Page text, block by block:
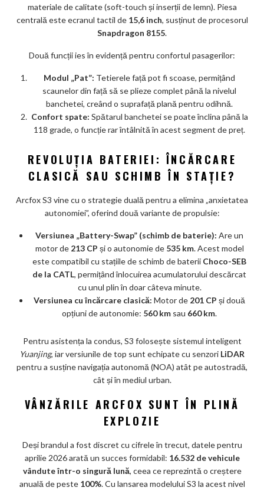
materiale de calitate (soft-touch și inserții de lemn). Piesa
centrală este ecranul tactil de 15,6 inch, susținut de procesorul
Snapdragon 8155.
Două funcții ies în evidență pentru confortul pasagerilor:
Modul „Pat”: Tetierele față pot fi scoase, permițând
scaunelor din față să se plieze complet până la nivelul
banchetei, creând o suprafață plană pentru odihnă.
Confort spate: Spătarul banchetei se poate înclina până la
118 grade, o funcție rar întâlnită în acest segment de preț.
REVOLUȚIA BATERIEI: ÎNCĂRCARE
CLASICĂ SAU SCHIMB ÎN STAȚIE?
Arcfox S3 vine cu o strategie duală pentru a elimina „anxietatea
autonomiei”, oferind două variante de propulsie:
Versiunea „Battery-Swap” (schimb de baterie): Are un
motor de 213 CP și o autonomie de 535 km. Acest model
este compatibil cu stațiile de schimb de baterii Choco-SEB
de la CATL, permițând înlocuirea acumulatorului descărcat
cu unul plin în doar câteva minute.
Versiunea cu încărcare clasică: Motor de 201 CP și două
opțiuni de autonomie: 560 km sau 660 km.
Pentru asistența la condus, S3 folosește sistemul inteligent
Yuanjing, iar versiunile de top sunt echipate cu senzori LiDAR
pentru a susține navigația autonomă (NOA) atât pe autostradă,
cât și în mediul urban.
VÂNZĂRILE ARCFOX SUNT ÎN PLINĂ
EXPLOZIE
Deși brandul a fost discret cu cifrele în trecut, datele pentru
aprilie 2026 arată un succes formidabil: 16.532 de vehicule
vândute într-o singură lună, ceea ce reprezintă o creștere
anuală de peste 100%. Cu lansarea modelului S3 la acest nivel